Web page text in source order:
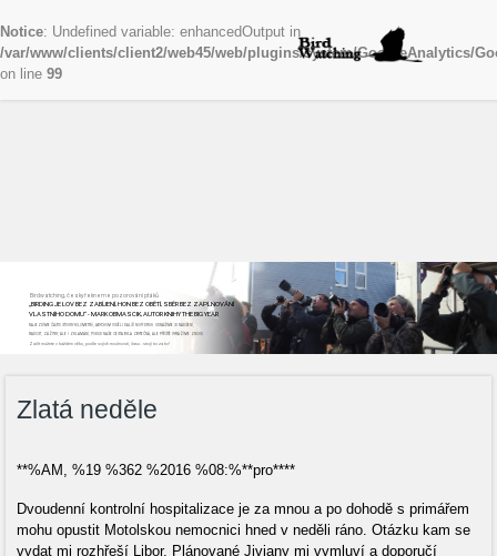
Notice: Undefined variable: enhancedOutput in
/var/www/clients/client2/web45/web/plugins/system/GoogleAnalytics/
on line 99
Birdwatching, česky řekneme pozorování ptáků
„BIRDING JE LOV BEZ ZABÍJENÍ, HON BEZ OBĚTÍ, SBĚR BEZ ZAPLŇOVÁNÍ
VLASTNÍHO DOMU“ - MARK OBMASCIK, AUTOR KNIHY THE BIG YEAR
NAJEZDÍME ČASTO STOVKY KILOMETRŮ, ABYCHOM VIDĚLI DALŠÍ NOVÝ DRUH. ODNÁŠÍME SI NADŠENÍ,
RADOST, ZÁŽITKY, ALE I ZKLAMÁNÍ, POKUD NAŠE CESTA BYLA ZBYTEČNÁ, ALE PŘÍŠTĚ VYRÁŽÍME ZNOVU
Začít můžete v každém věku, podle svých možností, času...stojí to za to!
Zlatá neděle
**%AM, %19 %362 %2016 %08:%**pro****
Dvoudenní kontrolní hospitalizace je za mnou a po dohodě s primářem
mohu opustit Motolskou nemocnici hned v neděli ráno. Otázku kam se
vydat mi rozhřeší Libor. Plánované Jivjany mi vymluví a doporučí